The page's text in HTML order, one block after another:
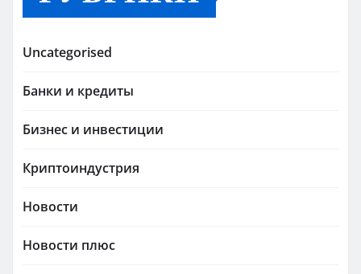
Uncategorised
Банки и кредиты
Бизнес и инвестиции
Криптоиндустрия
Новости
Новости плюс